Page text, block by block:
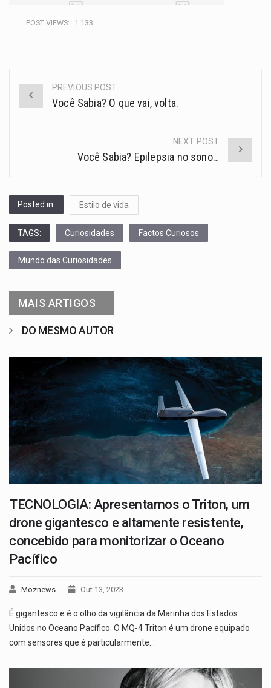
POST VIEWS: 1.133
PREVIOUS POST
Você Sabia? O que vai, volta.
NEXT POST
Você Sabia? Epilepsia no sono…
Posted in: Estilo de vida
TAGS: Curiosidades Factos Curiosos
Mundo das Curiosidades
MAIS ARTIGOS
DO MESMO AUTOR
TECNOLOGIA: Apresentamos o Triton, um
drone gigantesco e altamente resistente,
concebido para monitorizar o Oceano
Pacífico
Moznews Out 13, 2023
É gigantesco e é o olho da vigilância da Marinha dos Estados
Unidos no Oceano Pacífico. O MQ-4 Triton é um drone equipado
com sensores que é particularmente…